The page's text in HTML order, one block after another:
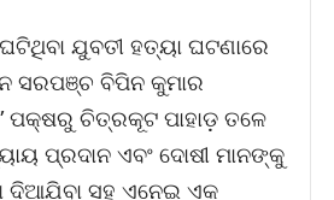
ଯୁବତୀ ହତ୍ୟା ଘଟଣାରେ
ସରପଞ୍ଚ ବିପିନ କୁମାର
ପକ୍ଷରୁ ଚିତ୍ରକୂଟ ପାହାଡ଼ ତଳେ
ପ୍ରଦାନ ଏବଂ ଦୋଷୀ ମାନଙ୍କୁ
ଦିଆଯିବା ସହ ଏନେଇ ଏକ